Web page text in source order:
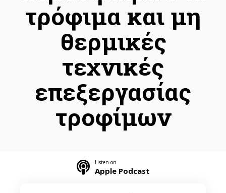
τρόφιμα και μη
θερμικές
τεχνικές
επεξεργασίας
τροφίμων
Listen on
Apple Podcast